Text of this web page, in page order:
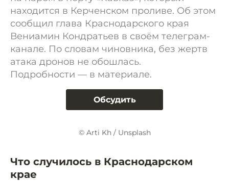
находится в Керченском проливе. Об этом
сообщил глава Краснодарского края
Вениамин Кондратьев в своём телеграм-
канале. По словам чиновника, без жертв
атака дронов не обошлась.
Подробности — в материале.
Обсудить
© Arti Kh / Unsplash
Что случилось в Краснодарском
крае